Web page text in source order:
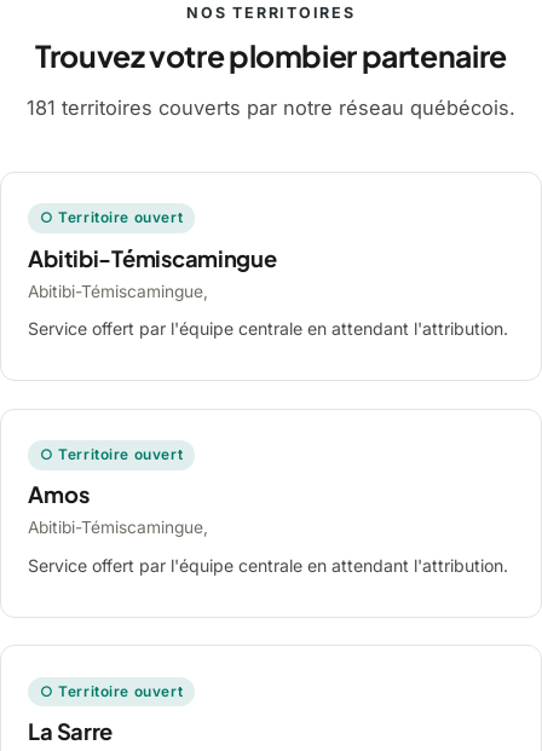
NOS TERRITOIRES
Trouvez votre plombier partenaire
181 territoires couverts par notre réseau québécois.
○ Territoire ouvert
Abitibi-Témiscamingue
Abitibi-Témiscamingue,
Service offert par l'équipe centrale en attendant l'attribution.
○ Territoire ouvert
Amos
Abitibi-Témiscamingue,
Service offert par l'équipe centrale en attendant l'attribution.
○ Territoire ouvert
La Sarre